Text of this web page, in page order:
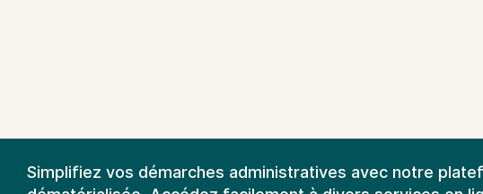
Simplifiez vos démarches administratives avec notre